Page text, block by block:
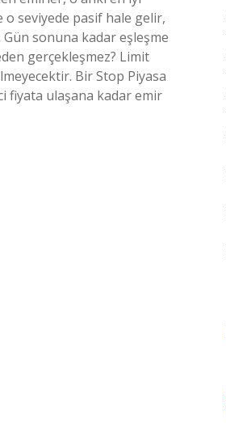
o seviyede pasif hale gelir,
sonuna kadar eşleşme
gerçekleşmez? Limit
Bir Stop Piyasa
fiyata ulaşana kadar emir